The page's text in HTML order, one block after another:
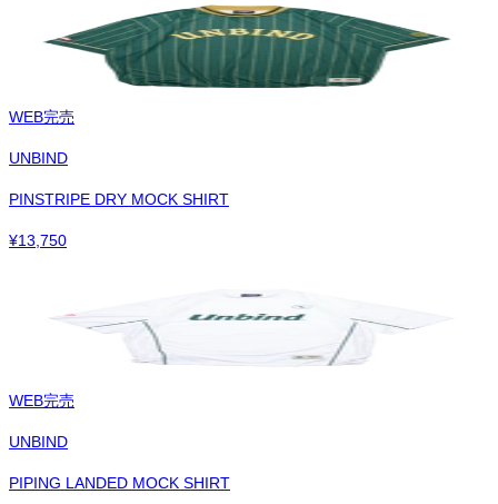
WEB完売
UNBIND
PINSTRIPE DRY MOCK SHIRT
¥13,750
WEB完売
UNBIND
PIPING LANDED MOCK SHIRT